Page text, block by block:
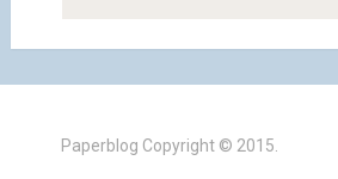
Paperblog Copyright © 2015.